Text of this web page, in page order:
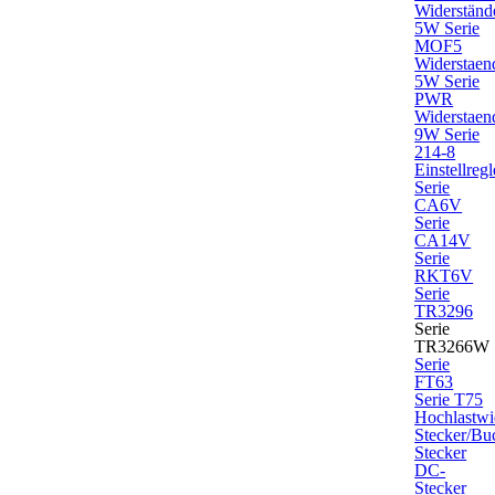
5W Serie
MOF5
5W Serie
PWR
9W Serie
214-8
Serie
CA6V
Serie
CA14V
Serie
RKT6V
Serie
TR3296
Serie
TR3266W
Serie
FT63
Serie T75
Stecker/
Stecker
DC-
Stecker